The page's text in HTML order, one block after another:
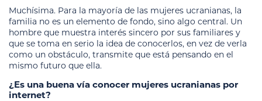
Muchísima. Para la mayoría de las mujeres ucranianas, la
familia no es un elemento de fondo, sino algo central. Un
hombre que muestra interés sincero por sus familiares y
que se toma en serio la idea de conocerlos, en vez de verla
como un obstáculo, transmite que está pensando en el
mismo futuro que ella.
¿Es una buena vía conocer mujeres ucranianas por
internet?